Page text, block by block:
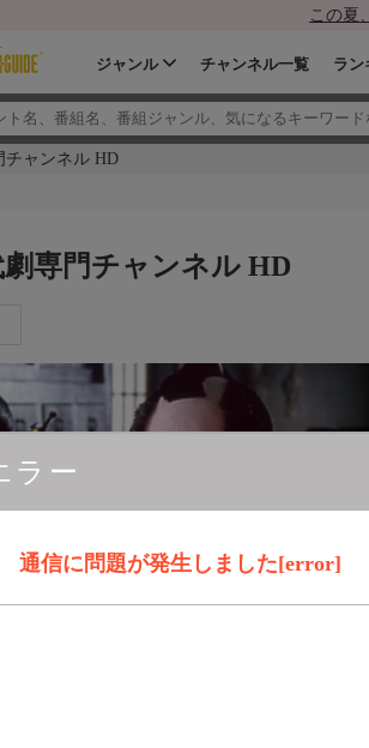
この夏
ジャンル チャンネル一覧 ラン
チャンネル HD
ラー
通信に問題が発生しました[error]
専門チャンネル HD